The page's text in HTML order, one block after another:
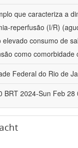
que caracteriza a
reperfusão (I/R)
consumo de
como comorbidade
Federal do Rio de
BRT 2024-Sun Feb